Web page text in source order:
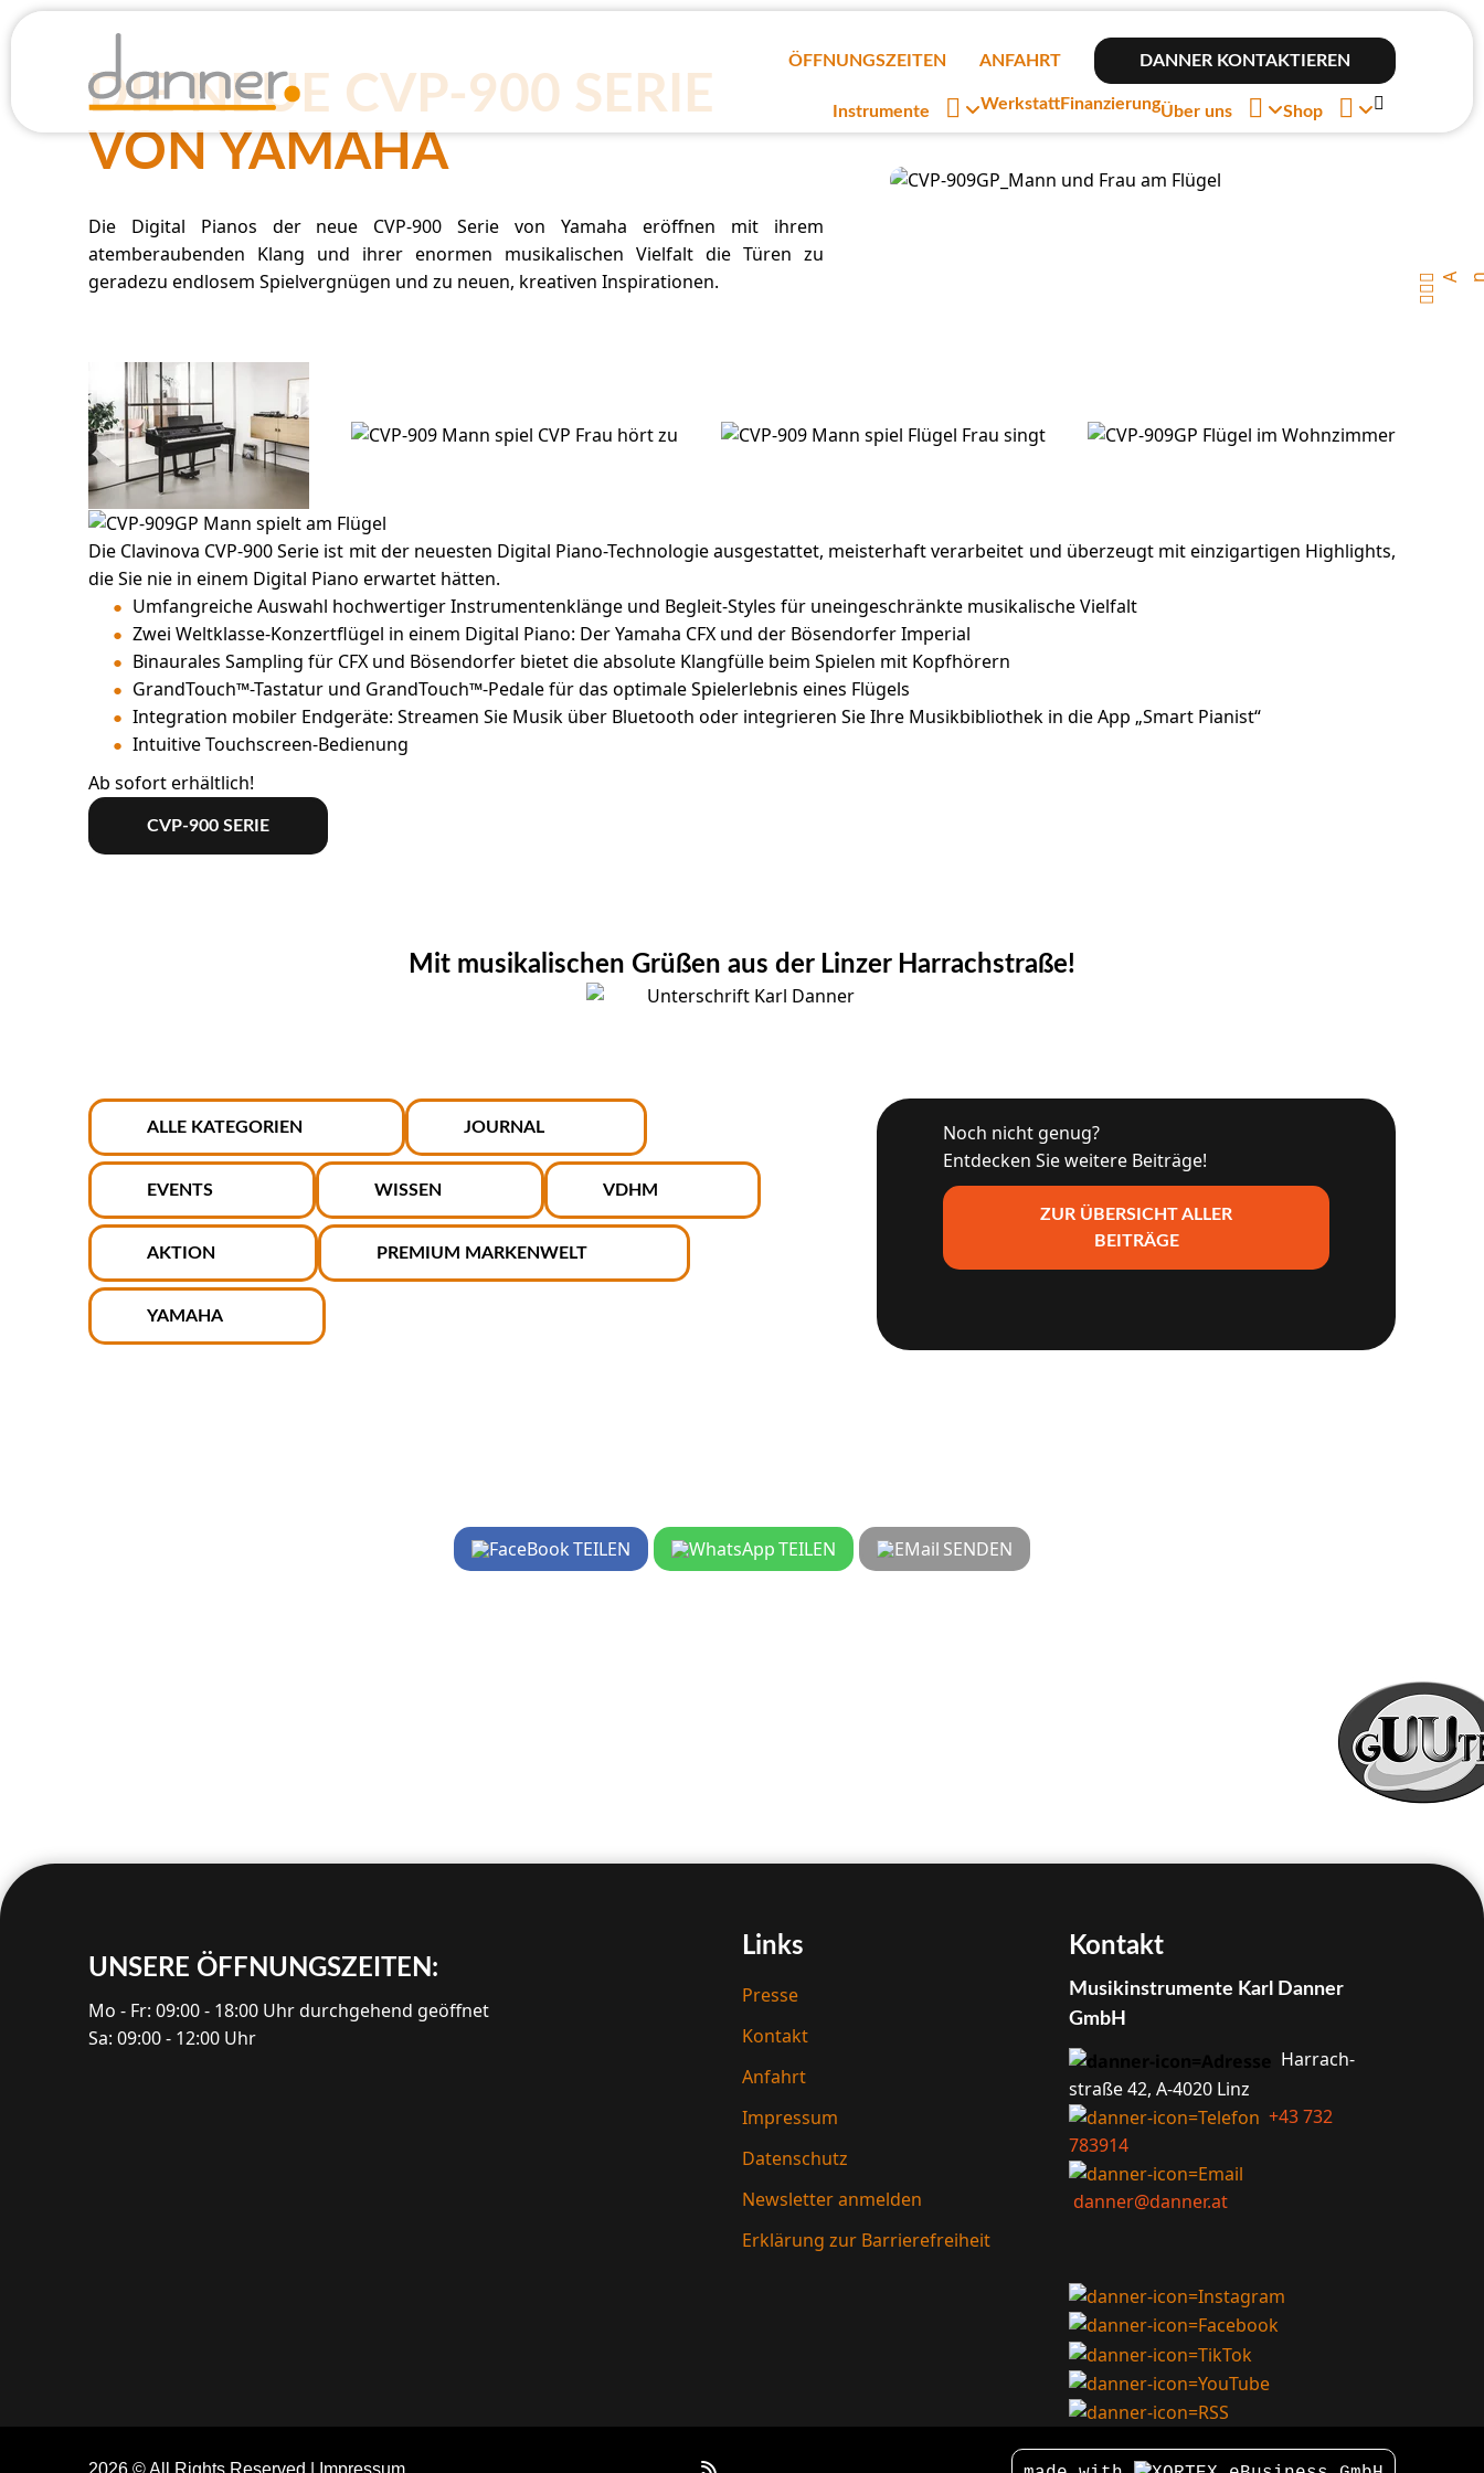

Ansp


ÖFFNUNGSZEITEN ANFAHRT DANNER KONTAKTIEREN
Instrumente  WerkstattFinanzierungÜber uns  Shop  
DIE NEUE CVP-900 SERIE
VON YAMAHA
Die Digital Pianos der neue CVP-900 Serie von Yamaha eröffnen mit ihrem
atemberaubenden Klang und ihrer enormen musikalischen Vielfalt die Türen zu
geradezu endlosem Spielvergnügen und zu neuen, kreativen Inspirationen.
Die Clavinova CVP-900 Serie ist mit der neuesten Digital Piano-Technologie ausgestattet, meisterhaft verarbeitet und überzeugt mit einzigartigen Highlights,
die Sie nie in einem Digital Piano erwartet hätten.
Umfangreiche Auswahl hochwertiger Instrumentenklänge und Begleit-Styles für uneingeschränkte musikalische Vielfalt
Zwei Weltklasse-Konzertflügel in einem Digital Piano: Der Yamaha CFX und der Bösendorfer Imperial
Binaurales Sampling für CFX und Bösendorfer bietet die absolute Klangfülle beim Spielen mit Kopfhörern
GrandTouch™-Tastatur und GrandTouch™-Pedale für das optimale Spielerlebnis eines Flügels
Integration mobiler Endgeräte: Streamen Sie Musik über Bluetooth oder integrieren Sie Ihre Musikbibliothek in die App „Smart Pianist“
Intuitive Touchscreen-Bedienung
Ab sofort erhältlich!
CVP-900 SERIE
Mit musikalischen Grüßen aus der Linzer Harrachstraße!
ALLE KATEGORIEN JOURNAL
EVENTS WISSEN VDHM
AKTION PREMIUM MARKENWELT
YAMAHA
Noch nicht genug?
Entdecken Sie weitere Beiträge!
ZUR ÜBERSICHT ALLER
BEITRÄGE
TEILEN TEILEN SENDEN
UNSERE ÖFFNUNGS­ZEITEN:
Mo - Fr: 09:00 - 18:00 Uhr durchgehend geöffnet
Sa: 09:00 - 12:00 Uhr
Links
Presse
Kontakt
Anfahrt
Impressum
Datenschutz
Newsletter anmelden
Erklärung zur Barrierefreiheit
Kontakt
Musik­instrumente Karl Danner
GmbH
Harrach­
straße 42, A-4020 Linz
+43 732
783914
danner@danner.at